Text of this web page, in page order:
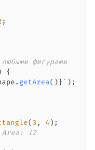
;
фигурами
{
. getArea( ) } ` ) ;
( 3 , 4 ) ;
12